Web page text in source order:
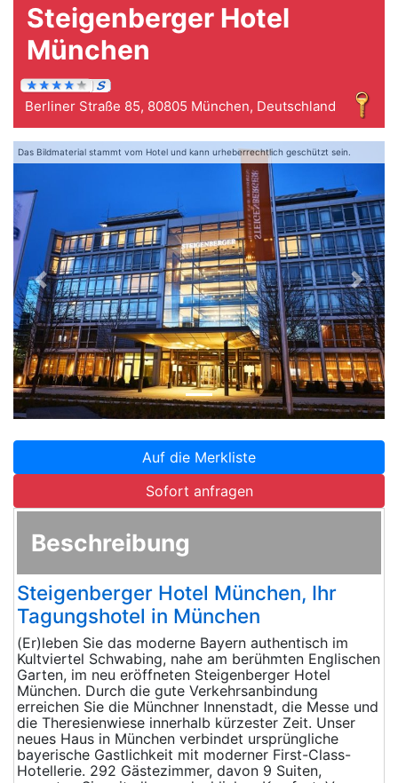
Steigenberger Hotel
München
Berliner Straße 85, 80805 München, Deutschland
Das Bildmaterial stammt vom Hotel und kann urheberrechtlich geschützt sein.
Zurück
Auf die Merkliste
Sofort anfragen
Beschreibung
Steigenberger Hotel München, Ihr
Tagungshotel in München
(Er)leben Sie das moderne Bayern authentisch im
Kultviertel Schwabing, nahe am berühmten Englischen
Garten, im neu eröffneten Steigenberger Hotel
München. Durch die gute Verkehrsanbindung
erreichen Sie die Münchner Innenstadt, die Messe und
die Theresienwiese innerhalb kürzester Zeit. Unser
neues Haus in München verbindet ursprüngliche
bayerische Gastlichkeit mit moderner First-Class-
Hotellerie. 292 Gästezimmer, davon 9 Suiten,